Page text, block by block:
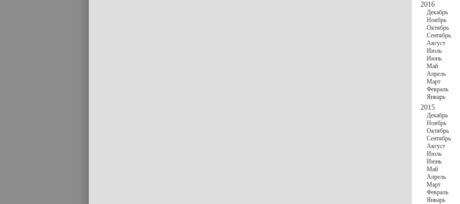
2016
Декабрь
Ноябрь
Октябрь
Сентябрь
Август
Июль
Июнь
Май
Апрель
Март
Февраль
Январь
2015
Декабрь
Ноябрь
Октябрь
Сентябрь
Август
Июль
Июнь
Май
Апрель
Март
Февраль
Январь